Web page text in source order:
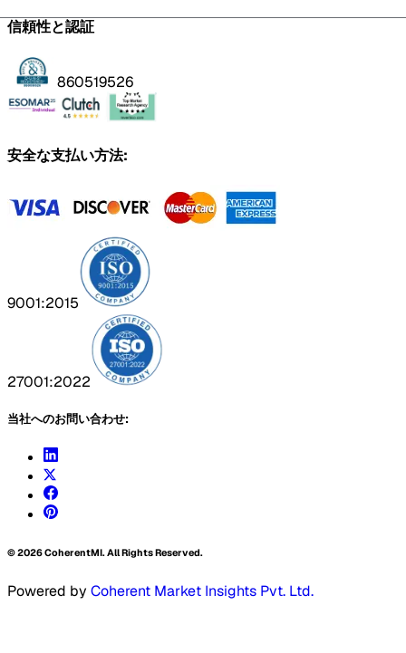
信頼性と認証
860519526
安全な支払い方法:
9001:2015
27001:2022
当社へのお問い合わせ:
©2026CoherentMI. All Rights Reserved.
Powered by Coherent Market Insights Pvt. Ltd.